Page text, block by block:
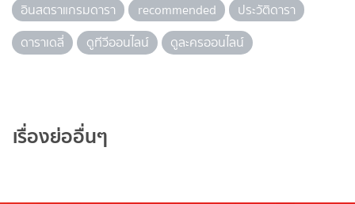
อินสตราแกรมดารา
recommended
ประวัติดารา
ดาราเดลี่
ดูทีวีออนไลน์ ดูละครออนไลน์
เรื่องย่ออื่นๆ